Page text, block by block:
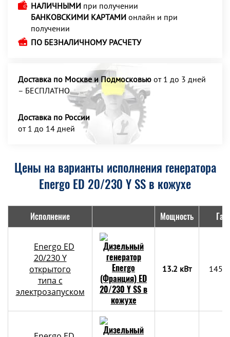
НАЛИЧНЫМИ при получении
БАНКОВСКИМИ КАРТАМИ онлайн и при
получении
ПО БЕЗНАЛИЧНОМУ РАСЧЕТУ
Доставка по Москве и Подмосковью от 1 до 3 дней
– БЕСПЛАТНО
Доставка по России
от 1 до 14 дней
Цены на варианты исполнения генератора
Energo ED 20/230 Y SS в кожухе
Исполнение Мощность
Energo ED
20/230 Y
открытого
типа с
электрозапуском
13.2 кВт